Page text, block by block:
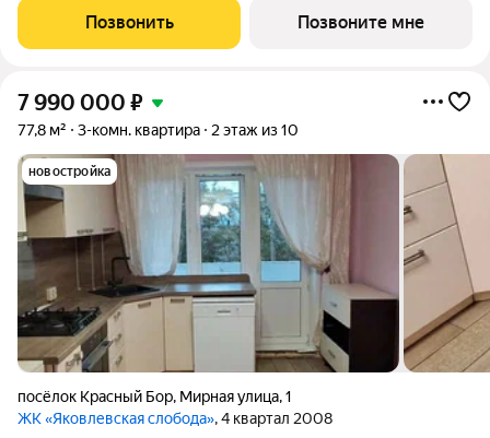
русской душой ЭКОквартал «Русская Слобода», формирующий
среду нового качества жизни в
Позвонить Позвоните мне
7 990 000 ₽
77,8 м² 3-комн. квартира 2 этаж из 10
новостройка
посёлок Красный Бор, Мирная улица,1
ЖК «Яковлевская слобода», 4 квартал 2008